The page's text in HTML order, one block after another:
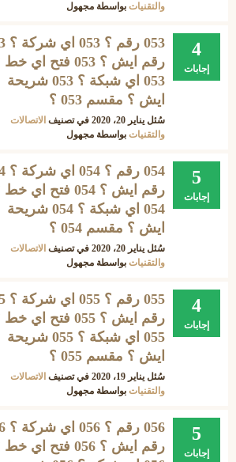
والتقنيات بواسطة مجهول
4
إجابات
053
رقم ايش ؟ 053 فتح اي
053 اي شبكة ؟ 053 شريحة
ايش ؟ مقسم 053 ؟
سُئل يناير 20، 2020 في تصنيف الاتصالات
والتقنيات بواسطة مجهول
5
إجابات
054
رقم ايش ؟ 054 فتح اي
054 اي شبكة ؟ 054 شريحة
ايش ؟ مقسم 054 ؟
سُئل يناير 20، 2020 في تصنيف الاتصالات
والتقنيات بواسطة مجهول
4
إجابات
055
رقم ايش ؟ 055 فتح اي
055 اي شبكة ؟ 055 شريحة
ايش ؟ مقسم 055 ؟
سُئل يناير 19، 2020 في تصنيف الاتصالات
والتقنيات بواسطة مجهول
5
إجابات
056
رقم ايش ؟ 056 فتح اي